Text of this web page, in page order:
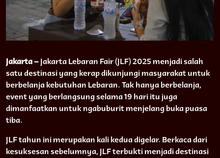
Jakarta – Jakarta Lebaran Fair (JLF) 2025 menjadi salah
satu destinasi yang kerap dikunjungi masyarakat untuk
berbelanja kebutuhan Lebaran. Tak hanya berbelanja,
event yang berlangsung selama 19 hari itu juga
dimanfaatkan untuk ngabuburit menjelang buka puasa
tiba.
JLF tahun ini merupakan kali kedua digelar. Berkaca dari
kesuksesan sebelumnya, JLF terbukti menjadi destinasi